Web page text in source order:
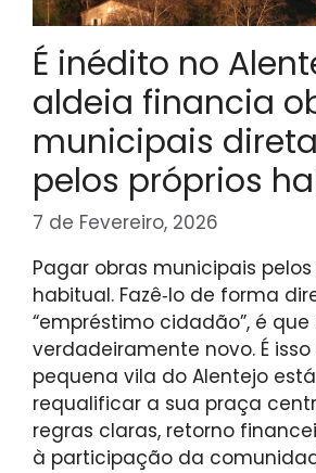
É inédito no
aldeia financia
municipais
pelos próprios
7 de Fevereiro, 2026
Pagar obras municipais
habitual. Fazê‑lo de forma
“empréstimo cidadão”, é que
verdadeiramente novo. É
pequena vila do Alentejo
requalificar a sua praça
regras claras, retorno
à participação da